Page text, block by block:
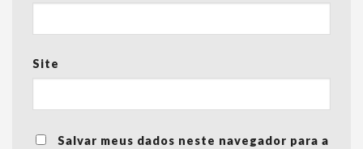
Site
Salvar meus dados neste navegador para a